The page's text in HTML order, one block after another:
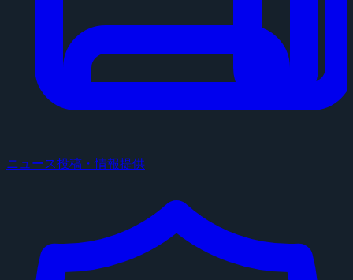
ニュース投稿・情報提供